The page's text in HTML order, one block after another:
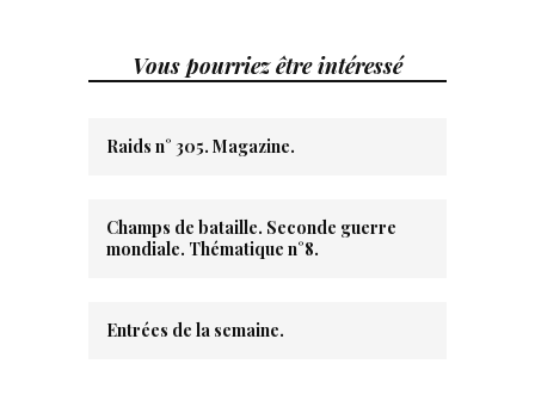
Vous pourriez être intéressé
Raids n° 305. Magazine.
Champs de bataille. Seconde guerre
mondiale. Thématique n°8.
Entrées de la semaine.